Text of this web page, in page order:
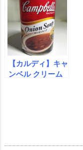
【カルディ】キャ
ンベル クリーム